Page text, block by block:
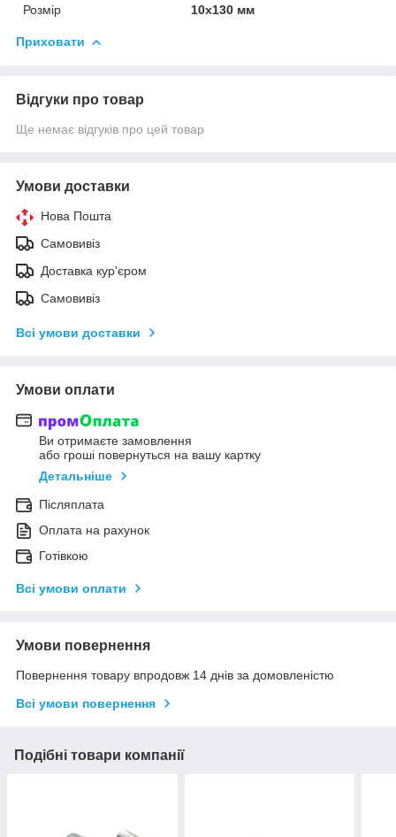
Розмір
10х130 мм
Приховати
Відгуки про товар
Ще немає відгуків про цей товар
Умови доставки
Нова Пошта
Самовивіз
Доставка кур'єром
Самовивіз
Всі умови доставки
Умови оплати
Ви отримаєте замовлення
або гроші повернуться на вашу картку
Детальніше
Післяплата
Оплата на рахунок
Готівкою
Всі умови оплати
Умови повернення
Повернення товару впродовж 14 днів за домовленістю
Всі умови повернення
Подібні товари компанії